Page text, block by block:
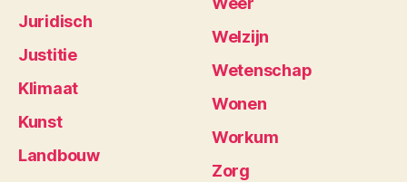
Juridisch
Justitie
Klimaat
Kunst
Landbouw
Welzijn
Wetenschap
Wonen
Workum
Zorg